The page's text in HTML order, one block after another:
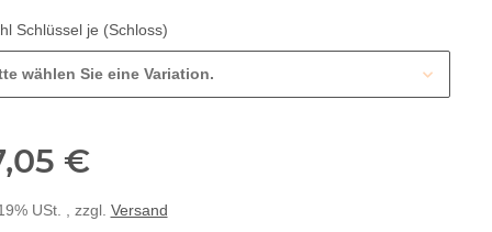
Schlüssel je (Schloss)
wählen Sie eine Variation.
€
USt. , zzgl. Versand